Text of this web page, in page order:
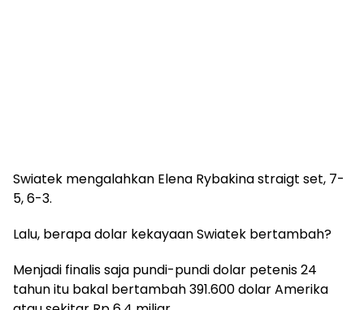
Swiatek mengalahkan Elena Rybakina straigt set, 7-
5, 6-3.
Lalu, berapa dolar kekayaan Swiatek bertambah?
Menjadi finalis saja pundi-pundi dolar petenis 24
tahun itu bakal bertambah 391.600 dolar Amerika